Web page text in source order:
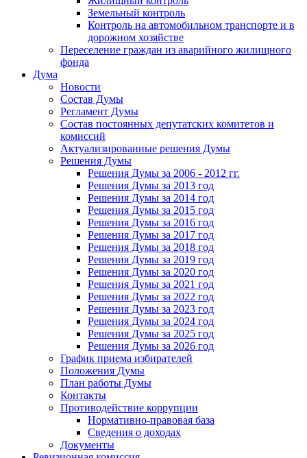
Земельный контроль
Контроль на автомобильном транспорте и в
дорожном хозяйстве
Переселение граждан из аварийного жилищного
фонда
Дума
Новости
Состав Думы
Регламент Думы
Состав постоянных депутатских комитетов и
комиссий
Актуализированные решения Думы
Решения Думы
Решения Думы за 2006 - 2012 гг.
Решения Думы за 2013 год
Решения Думы за 2014 год
Решения Думы за 2015 год
Решения Думы за 2016 год
Решения Думы за 2017 год
Решения Думы за 2018 год
Решения Думы за 2019 год
Решения Думы за 2020 год
Решения Думы за 2021 год
Решения Думы за 2022 год
Решения Думы за 2023 год
Решения Думы за 2024 год
Решения Думы за 2025 год
Решения Думы за 2026 год
График приема избирателей
Положения Думы
План работы Думы
Контакты
Противодействие коррупции
Нормативно-правовая база
Сведения о доходах
Документы